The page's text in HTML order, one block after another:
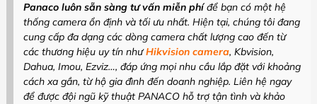
Panaco luôn sẵn sàng tư vấn miễn phíđể bạn có một hệ
thống camera ổn định và tối ưu nhất. Hiện tại, chúng tôi đang
cung cấp đa dạng các dòng camera chất lượng cao đến từ
các thương hiệu uy tín nhưHikvision camera, Kbvision,
Dahua, Imou, Ezviz…, đáp ứng mọi nhu cầu lắp đặt với khoảng
cách xa gần, từ hộ gia đình đến doanh nghiệp. Liên hệ ngay
để được đội ngũ kỹ thuật PANACO hỗ trợ tận tình và khảo